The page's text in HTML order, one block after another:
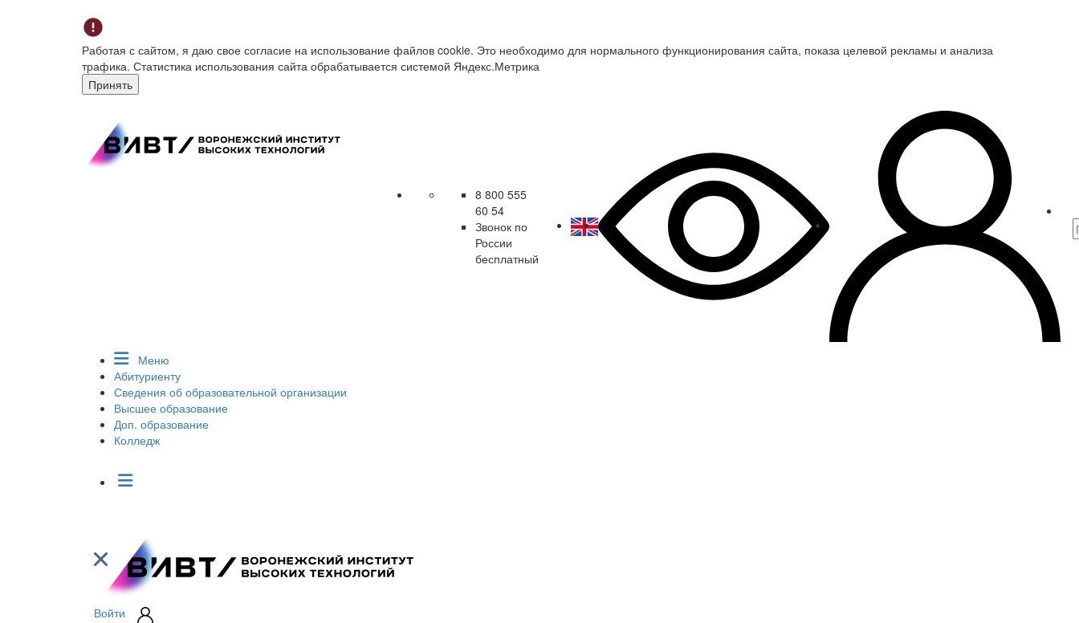
Работая с сайтом, я даю свое согласие на использование файлов cookie. Это необходимо для нормального функционирования сайта, показа целевой рекламы и анализа
трафика. Статистика использования сайта обрабатывается системой Яндекс.Метрика
Принять
8 800 555
60 54
Звонок по
России
бесплатный
Меню
Абитуриенту
Сведения об образовательной организации
Высшее образование
Доп. образование
Колледж
Войти